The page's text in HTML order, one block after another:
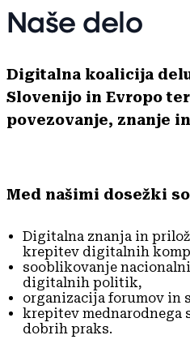
Naše delo
Digitalna koalicija
Slovenijo in Evropo
povezovanje, znanje
Med našimi dosežki
Digitalna znanja in
krepitev digitalnih
sooblikovanje
digitalnih politik,
organizacija forumov in
krepitev mednarodnega
dobrih praks.